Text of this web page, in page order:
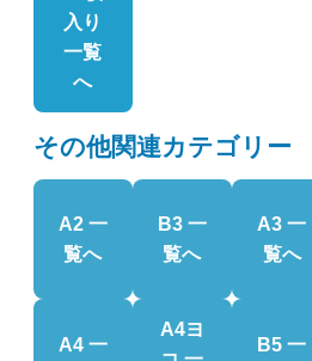
入り
一覧
へ
その他関連カテゴリー
A2 一
覧へ
B3 一
覧へ
A3 一
覧へ
A4 一
A4ヨ
B5 一